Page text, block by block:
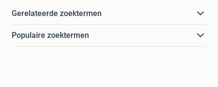
Gerelateerde zoektermen
Populaire zoektermen